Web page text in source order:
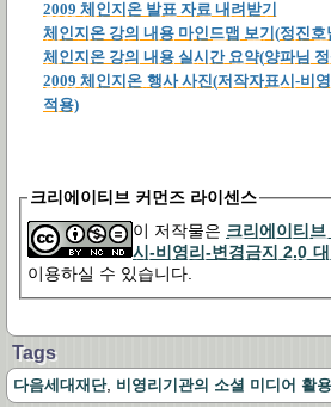
2009 체인지온 발표 자료 내려받기
체인지온 강의 내용 마인드맵 보기(정진호
체인지온 강의 내용 실시간 요약(양파님
2009체인지온 행사 사진(저작자표시-비
적용)
크리에이티브 커먼즈 라이센스
이 저작물은 크리에이티
시-비영리-변경금지 2.0
이용하실 수 있습니다.
Tags
다음세대재단, 비영리기관의 소셜 미디어 활용